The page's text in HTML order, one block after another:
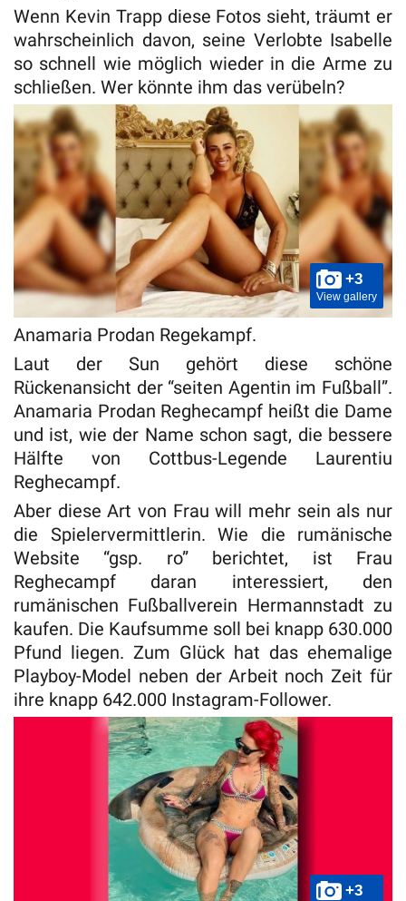
Wenn Kevin Trapp diese Fotos sieht, träumt er
wahrscheinlich davon, seine Verlobte Isabelle
so schnell wie möglich wieder in die Arme zu
schließen. Wer könnte ihm das verübeln?
+3
View gallery
Anamaria Prodan Regekampf.
Laut der Sun gehört diese schöne
Rückenansicht der “seiten Agentin im Fußball”.
Anamaria Prodan Reghecampf heißt die Dame
und ist, wie der Name schon sagt, die bessere
Hälfte von Cottbus-Legende Laurentiu
Reghecampf.
Aber diese Art von Frau will mehr sein als nur
die Spielervermittlerin. Wie die rumänische
Website “gsp. ro” berichtet, ist Frau
Reghecampf daran interessiert, den
rumänischen Fußballverein Hermannstadt zu
kaufen. Die Kaufsumme soll bei knapp 630.000
Pfund liegen. Zum Glück hat das ehemalige
Playboy-Model neben der Arbeit noch Zeit für
ihre knapp 642.000 Instagram-Follower.
+3